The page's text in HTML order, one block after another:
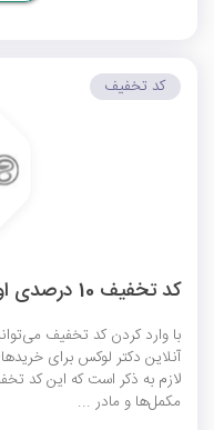
کد تخفیف 10 درصدی اولین خرید دکتر لوکس
لازم به ذکر است که این کد
مکمل‌ها و مادر ...
کد تخفیف